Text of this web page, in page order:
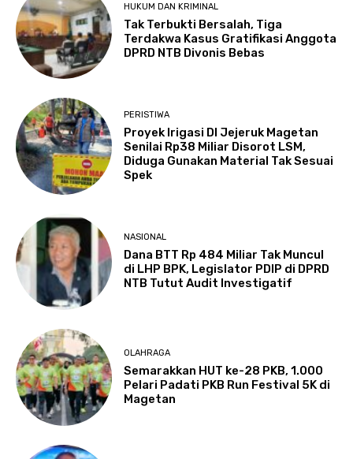
HUKUM DAN KRIMINAL
Tak Terbukti Bersalah, Tiga
Terdakwa Kasus Gratifikasi Anggota
DPRD NTB Divonis Bebas
PERISTIWA
Proyek Irigasi DI Jejeruk Magetan
Senilai Rp38 Miliar Disorot LSM,
Diduga Gunakan Material Tak Sesuai
Spek
NASIONAL
Dana BTT Rp 484 Miliar Tak Muncul
di LHP BPK, Legislator PDIP di DPRD
NTB Tutut Audit Investigatif
OLAHRAGA
Semarakkan HUT ke-28 PKB, 1.000
Pelari Padati PKB Run Festival 5K di
Magetan